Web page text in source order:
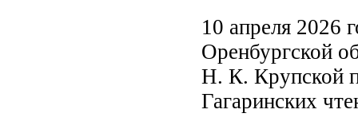
10 апреля 2026
Оренбургской
Н. К. Крупской
Гагаринских